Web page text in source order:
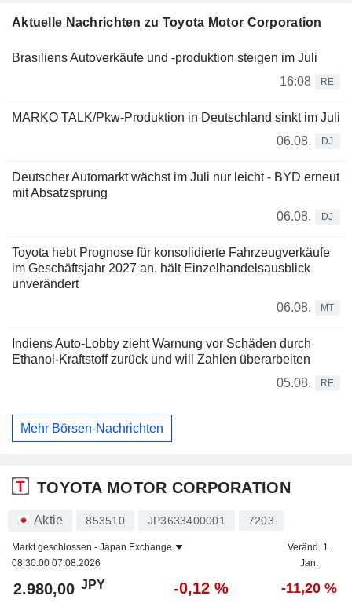
Aktuelle Nachrichten zu Toyota Motor Corporation
Brasiliens Autoverkäufe und -produktion steigen im Juli
16:08
RE
MARKO TALK/Pkw-Produktion in Deutschland sinkt im Juli
06.08.
DJ
Deutscher Automarkt wächst im Juli nur leicht - BYD erneut
mit Absatzsprung
06.08.
DJ
Toyota hebt Prognose für konsolidierte Fahrzeugverkäufe
im Geschäftsjahr 2027 an, hält Einzelhandelsausblick
unverändert
06.08.
MT
Indiens Auto-Lobby zieht Warnung vor Schäden durch
Ethanol-Kraftstoff zurück und will Zahlen überarbeiten
05.08.
RE
Mehr Börsen-Nachrichten
TOYOTA MOTOR CORPORATION
Aktie 853510 JP3633400001 7203
Markt geschlossen - Japan Exchange
08:30:00 07.08.2026
Veränd. 1.
Jan.
2.980,00 JPY -0,12 % -11,20 %